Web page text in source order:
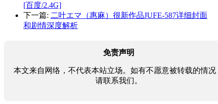
[百度/2.4G]
下一篇: 二叶エマ（惠麻）很新作品JUFE-587详细封面
和剧情深度解析
免责声明
本文来自网络，不代表本站立场。如有不愿意被转载的情况
请联系我们。